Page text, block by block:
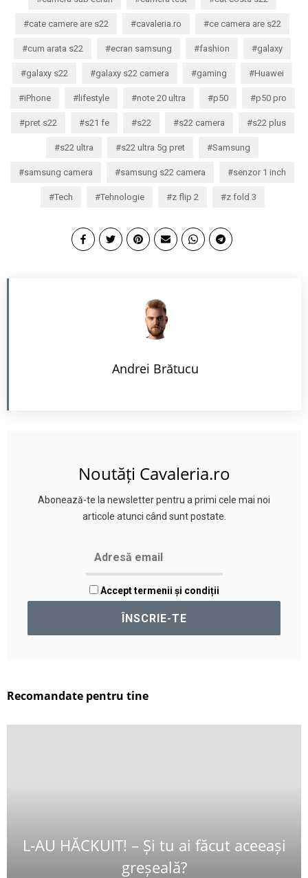
cate camere are s22 cavaleria.ro ce camera are s22
cum arata s22 ecran samsung fashion galaxy
galaxy s22 galaxy s22 camera gaming Huawei
iPhone lifestyle note 20 ultra p50 p50 pro
pret s22 s21 fe s22 s22 camera s22 plus
s22 ultra s22 ultra 5g pret Samsung
samsung camera samsung s22 camera senzor 1 inch
Tech Tehnologie z flip 2 z fold 3
Andrei Brătucu
Noutăți Cavaleria.ro
Abonează-te la newsletter pentru a primi cele mai noi
articole atunci când sunt postate.
Accept termenii și condiții
Recomandate pentru tine
L-AU HĂCKUIT! – Și tu ai făcut aceeași
greșeală?